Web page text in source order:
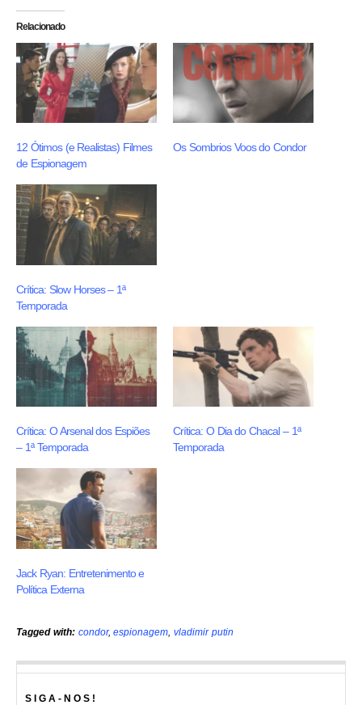
Relacionado
12 Ótimos (e Realistas) Filmes
de Espionagem
Os Sombrios Voos do Condor
Crítica: Slow Horses – 1ª
Temporada
Crítica: O Arsenal dos Espiões
– 1ª Temporada
Crítica: O Dia do Chacal – 1ª
Temporada
Jack Ryan: Entretenimento e
Política Externa
Tagged with: condor,espionagem ,vladimir putin
SIGA-NOS!